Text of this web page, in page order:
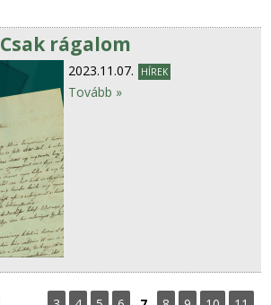
rágalom
2023.11.07. HÍREK
Tovább »